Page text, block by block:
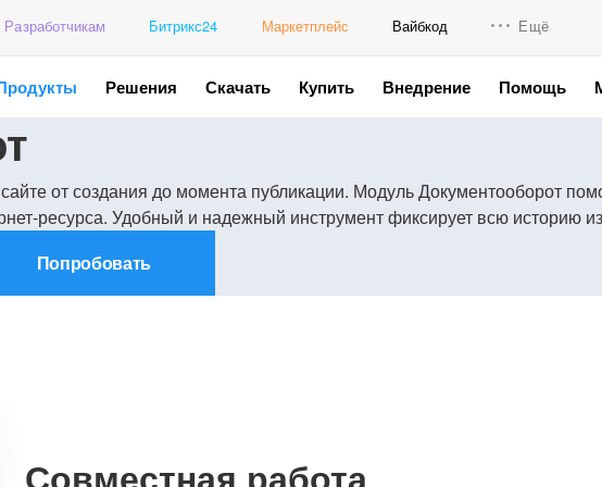
Разработчикам Битрикс24 Маркетплейс Вайбкод Ещё
Решения Скачать Купить Внедрение Помощь
от создания до момента публикации. Модуль Документооборот
ресурса. Удобный и надежный инструмент фиксирует всю историю
Попробовать